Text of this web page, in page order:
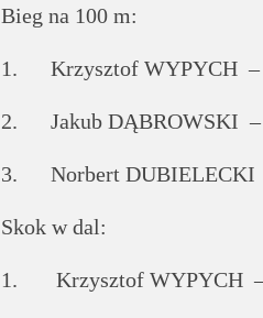
Bieg na 100 m:
1. Krzysztof WYPYCH
2. Jakub DĄBROWSKI
3. Norbert DUBIELECKI
Skok w dal:
1. Krzysztof